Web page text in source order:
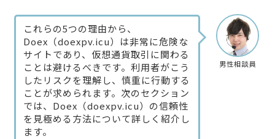
男性相談員
これらの5つの理由から、
Doex（doexpv.icu）は非常に危険な
サイトであり、仮想通貨取引に関わる
ことは避けるべきです。利用者がこう
したリスクを理解し、慎重に行動する
ことが求められます。次のセクション
では、Doex（doexpv.icu）の信頼性
を見極める方法について詳しく紹介し
ます。